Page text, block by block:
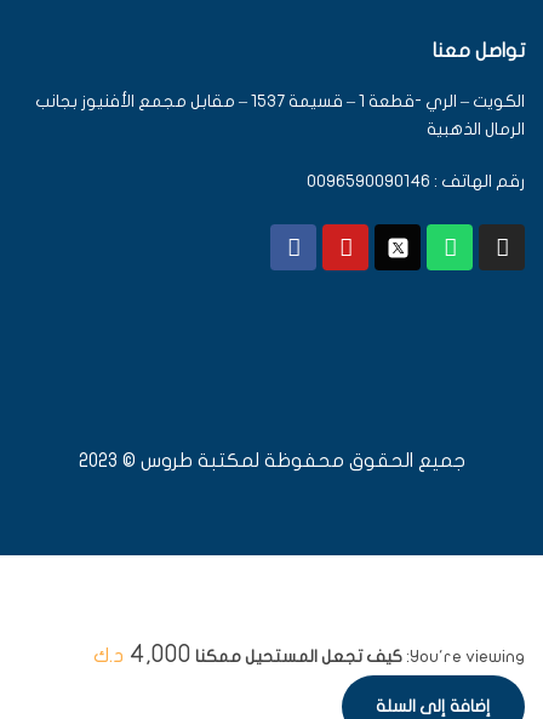
تواصل معنا
الكويت – الري -قطعة 1 – قسيمة 1537 – مقابل مجمع الأفنيوز بجانب
الرمال الذهبية
رقم الهاتف : 0096590090146
جميع الحقوق محفوظة لمكتبة طروس © 2023
You're viewing: كيف تجعل المستحيل ممكنا 4,000 د.ك
إضافة إلى السلة